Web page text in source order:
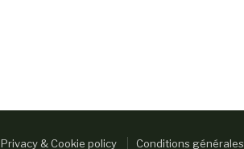
Privacy & Cookie policy Conditions générales